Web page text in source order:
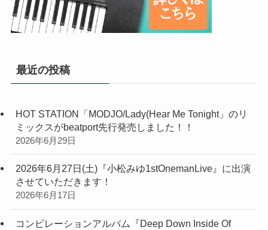
最近の投稿
HOT STATION「MODJO/Lady(Hear Me Tonight」のリ
ミックスがbeatport先行発売しました！！
2026年6月29日
2026年6月27日(土)『小松みゆ1stOnemanLive』に出演
させていただきます！
2026年6月17日
コンピレーションアルバム『Deep Down Inside Of